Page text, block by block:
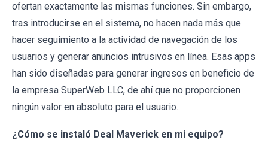
ofertan exactamente las mismas funciones. Sin embargo,
tras introducirse en el sistema, no hacen nada más que
hacer seguimiento a la actividad de navegación de los
usuarios y generar anuncios intrusivos en línea. Esas apps
han sido diseñadas para generar ingresos en beneficio de
la empresa SuperWeb LLC, de ahí que no proporcionen
ningún valor en absoluto para el usuario.
¿Cómo se instaló Deal Maverick en mi equipo?